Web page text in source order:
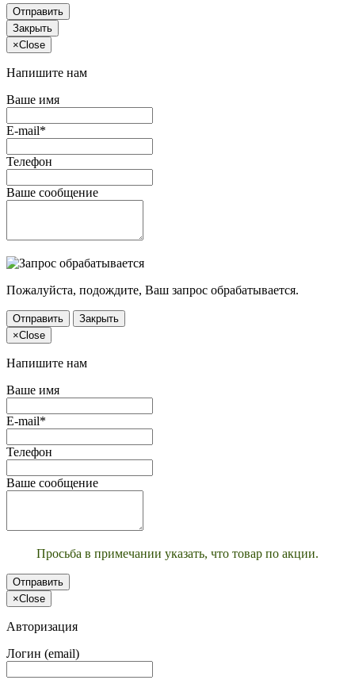
Отправить
Закрыть
×Close
Напишите нам
Ваше имя
E-mail*
Телефон
Ваше сообщение
Пожалуйста, подождите, Ваш запрос обрабатывается.
Отправить
Закрыть
×Close
Напишите нам
Ваше имя
E-mail*
Телефон
Ваше сообщение
Просьба в примечании указать, что товар по акции.
Отправить
×Close
Авторизация
Логин (email)